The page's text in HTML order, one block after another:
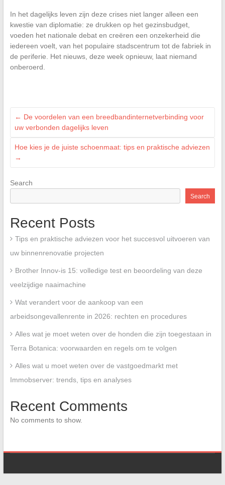
In het dagelijks leven zijn deze crises niet langer alleen een
kwestie van diplomatie: ze drukken op het gezinsbudget,
voeden het nationale debat en creëren een onzekerheid die
iedereen voelt, van het populaire stadscentrum tot de fabriek in
de periferie. Het nieuws, deze week opnieuw, laat niemand
onberoerd.
← De voordelen van een breedbandinternetverbinding voor
uw verbonden dagelijks leven
Hoe kies je de juiste schoenmaat: tips en praktische adviezen
→
Search
Search
Recent Posts
Tips en praktische adviezen voor het succesvol uitvoeren van
uw binnenrenovatie projecten
Brother Innov-is 15: volledige test en beoordeling van deze
veelzijdige naaimachine
Wat verandert voor de aankoop van een
arbeidsongevallenrente in 2026: rechten en procedures
Alles wat je moet weten over de honden die zijn toegestaan in
Terra Botanica: voorwaarden en regels om te volgen
Alles wat u moet weten over de vastgoedmarkt met
Immobserver: trends, tips en analyses
Recent Comments
No comments to show.